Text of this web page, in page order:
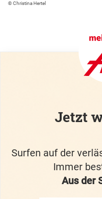
© Christina Hertel
Jetzt
Surfen auf der
Immer
Aus der